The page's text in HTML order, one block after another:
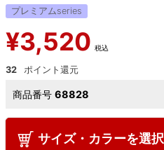
プレミアムseries
¥3,520 税込
32
商品番号 68828
サイズ・カラーを選択